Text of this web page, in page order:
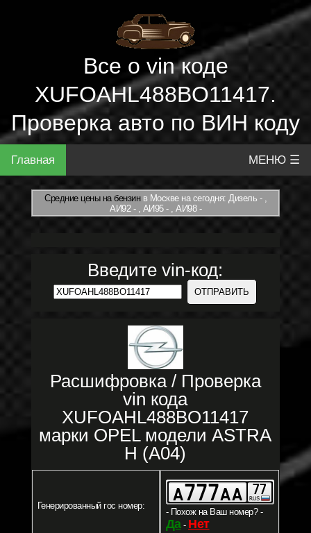
Все о vin коде
XUFOAHL488BO11417.
Проверка авто по ВИН коду
Главная МЕНЮ ☰
Средние цены на бензинв Москве на сегодня: Дизель - ,
АИ92 - , АИ95 - , АИ98 -
Введите vin-код:
Расшифровка / Проверка
vin кода
XUFOAHL488BO11417
марки OPEL модели ASTRA
H (A04)
Генерированный гос номер:
- Похож на Ваш номер? -
Да- Нет